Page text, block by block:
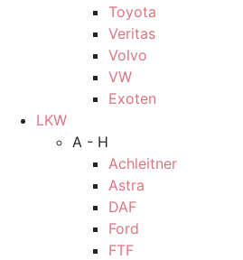
Toyota
Veritas
Volvo
VW
Exoten
LKW
A - H
Achleitner
Astra
DAF
Ford
FTF